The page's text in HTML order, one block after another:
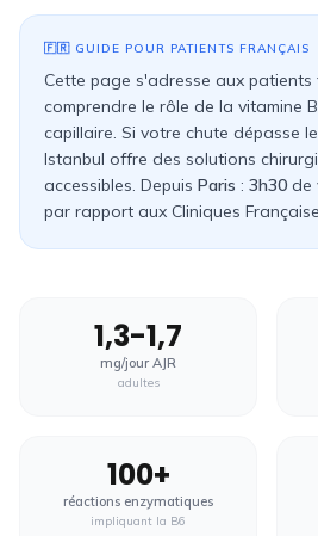
🇫🇷 GUIDE POUR PATIENTS FRANÇAIS
Cette page s'adresse aux patients
comprendre le rôle de la vitamine
capillaire. Si votre chute dépasse
Istanbul offre des solutions
accessibles. Depuis Paris : 3h30 de
par rapport aux Cliniques
1,3-1,7
mg/jour AJR
adultes
100+
réactions enzymatiques
impliquant la B6